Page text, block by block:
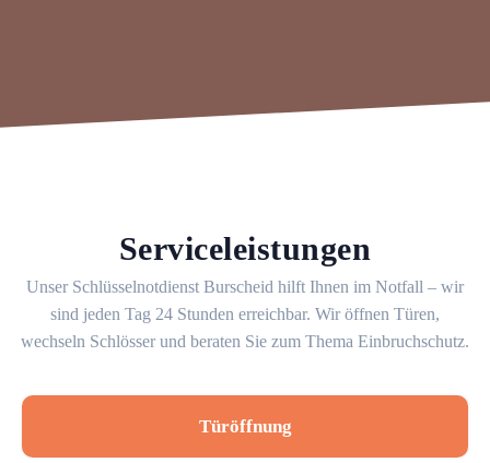
Serviceleistungen
Unser Schlüsselnotdienst Burscheid hilft Ihnen im Notfall – wir
sind jeden Tag 24 Stunden erreichbar. Wir öffnen Türen,
wechseln Schlösser und beraten Sie zum Thema Einbruchschutz.
Türöffnung